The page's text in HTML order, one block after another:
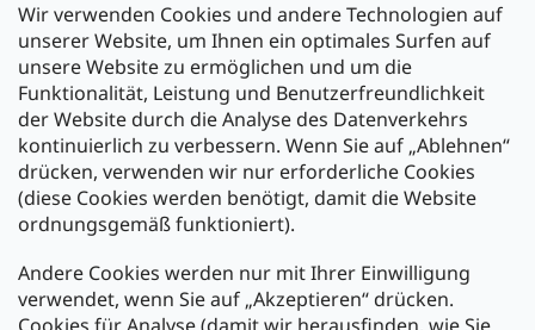
Wir verwenden Cookies und andere Technologien auf
unserer Website, um Ihnen ein optimales Surfen auf
unsere Website zu ermöglichen und um die
Funktionalität, Leistung und Benutzerfreundlichkeit
der Website durch die Analyse des Datenverkehrs
kontinuierlich zu verbessern. Wenn Sie auf „Ablehnen“
drücken, verwenden wir nur erforderliche Cookies
(diese Cookies werden benötigt, damit die Website
ordnungsgemäß funktioniert).
Andere Cookies werden nur mit Ihrer Einwilligung
verwendet, wenn Sie auf „Akzeptieren“ drücken.
Filiale Ulm
Zahlung und Versand
Versand mit:
Zahlarten: